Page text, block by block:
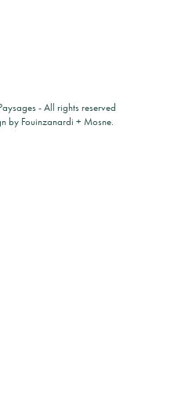
- All rights reserved
by Fouinzanardi + Mosne.